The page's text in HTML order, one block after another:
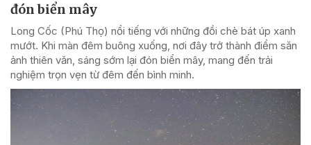
đón biển mây
Long Cốc (Phú Thọ) nổi tiếng với những đồi chè bát úp xanh
mướt. Khi màn đêm buông xuống, nơi đây trở thành điểm săn
ảnh thiên văn, sáng sớm lại đón biển mây, mang đến trải
nghiệm trọn vẹn từ đêm đến bình minh.